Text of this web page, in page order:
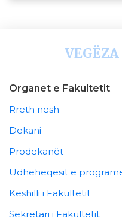
Organet e Fakultetit
Rreth nesh
Dekani
Prodekanët
Udhëheqësit e
Këshilli i Fakultetit
Sekretari i Fakultetit